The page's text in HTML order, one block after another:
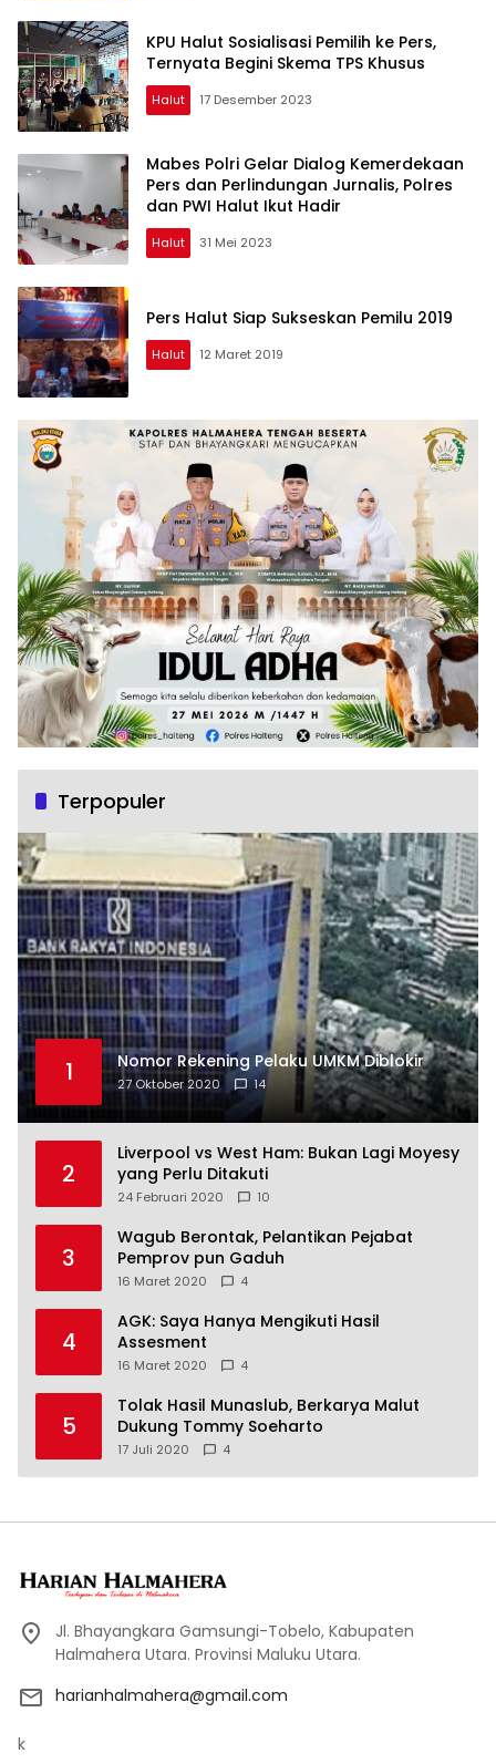
KPU Halut Sosialisasi Pemilih ke Pers,
Ternyata Begini Skema TPS Khusus
Halut 17 Desember 2023
Mabes Polri Gelar Dialog Kemerdekaan
Pers dan Perlindungan Jurnalis, Polres
dan PWI Halut Ikut Hadir
Halut 31 Mei 2023
Pers Halut Siap Sukseskan Pemilu 2019
Halut 12 Maret 2019
Terpopuler
1 Nomor Rekening Pelaku UMKM Diblokir
27 Oktober 2020 14
2
Liverpool vs West Ham: Bukan Lagi Moyesy
yang Perlu Ditakuti
24 Februari 2020 10
3
Wagub Berontak, Pelantikan Pejabat
Pemprov pun Gaduh
16 Maret 2020 4
4
AGK: Saya Hanya Mengikuti Hasil
Assesment
16 Maret 2020 4
5
Tolak Hasil Munaslub, Berkarya Malut
Dukung Tommy Soeharto
17 Juli 2020 4
Jl. Bhayangkara Gamsungi-Tobelo, Kabupaten
Halmahera Utara. Provinsi Maluku Utara.
harianhalmahera@gmail.com
k